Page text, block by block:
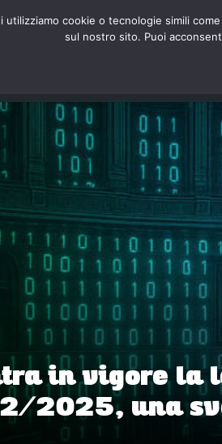
in vigore la
2025, una
utilizziamo cookie o tecnologie simili
sul nostro sito. Puoi